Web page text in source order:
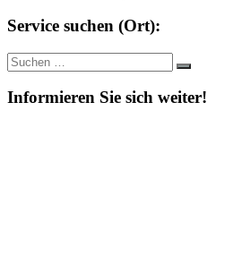
Service suchen (Ort):
Suche
nach:
Suchen
Informieren Sie sich weiter!